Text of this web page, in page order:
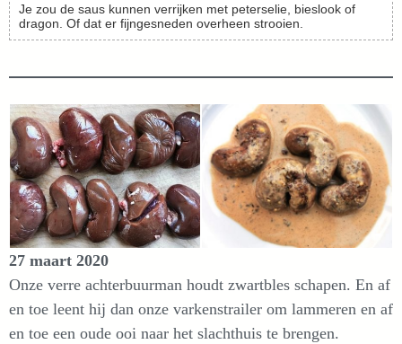
Je zou de saus kunnen verrijken met peterselie, bieslook of
dragon. Of dat er fijngesneden overheen strooien.
27 maart 2020
Onze verre achterbuurman houdt zwartbles schapen. En af
en toe leent hij dan onze varkenstrailer om lammeren en af
en toe een oude ooi naar het slachthuis te brengen.